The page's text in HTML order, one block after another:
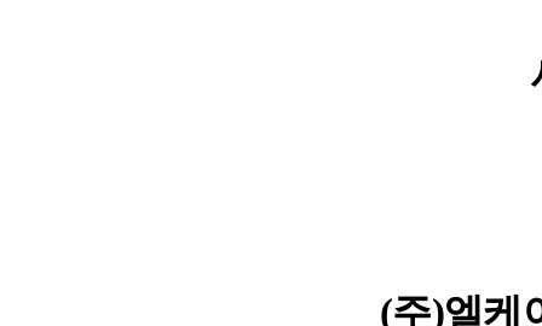
(주)엘케